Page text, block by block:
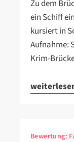
Zu dem
ein Schiff
kursiert in
Aufnahme:
Krim-
Bewertung: